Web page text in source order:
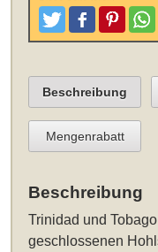
TweetenPostenPinterest
Beschreibung
Mengenrabatt
Beschreibung
Trinidad und
geschlossenen